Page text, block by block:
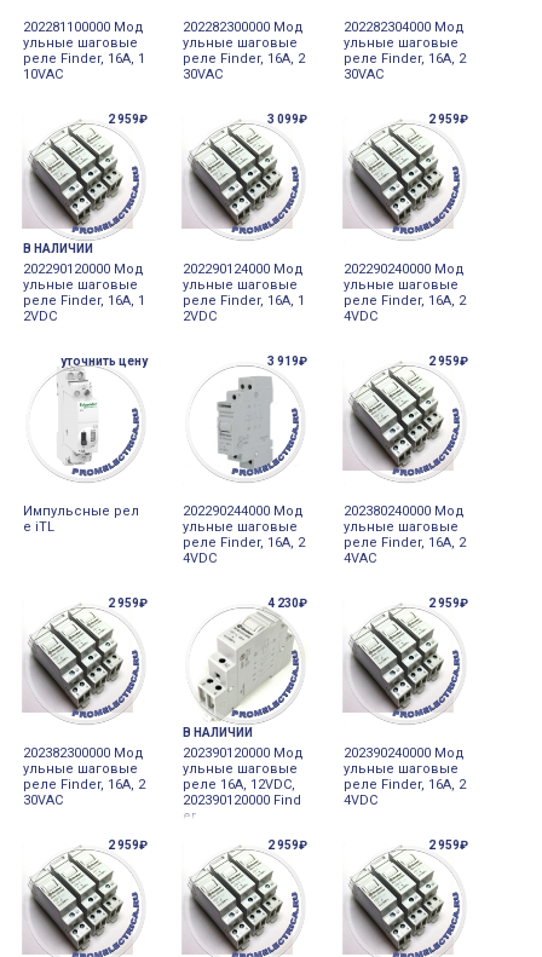
202281100000 Мод
ульные шаговые
реле Finder, 16А, 1
10VAC
202282300000 Мод
ульные шаговые
реле Finder, 16А, 2
30VAC
202282304000 Мод
ульные шаговые
реле Finder, 16А, 2
30VAC
2 959₽
В НАЛИЧИИ
202290120000 Мод
ульные шаговые
реле Finder, 16А, 1
2VDC
3 099₽
202290124000 Мод
ульные шаговые
реле Finder, 16А, 1
2VDC
2 959₽
202290240000 Мод
ульные шаговые
реле Finder, 16А, 2
4VDC
уточнить цену
Импульсные pел
е iTL
3 919₽
202290244000 Мод
ульные шаговые
реле Finder, 16А, 2
4VDC
2 959₽
202380240000 Мод
ульные шаговые
реле Finder, 16А, 2
4VAC
2 959₽
202382300000 Мод
ульные шаговые
реле Finder, 16А, 2
30VAC
4 230₽
В НАЛИЧИИ
202390120000 Мод
ульные шаговые
реле 16А, 12VDC,
202390120000 Find
er
2 959₽
202390240000 Мод
ульные шаговые
реле Finder, 16А, 2
4VDC
2 959₽ 2 959₽ 2 959₽